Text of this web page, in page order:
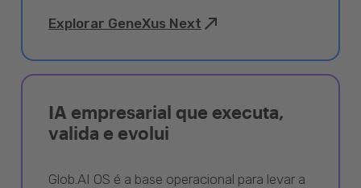
Explorar GeneXus Next
IA empresarial que executa,
valida e evolui
Glob.AI OS é a base operacional para levar a